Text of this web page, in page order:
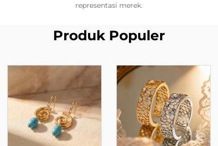
representasi merek.
Produk Populer